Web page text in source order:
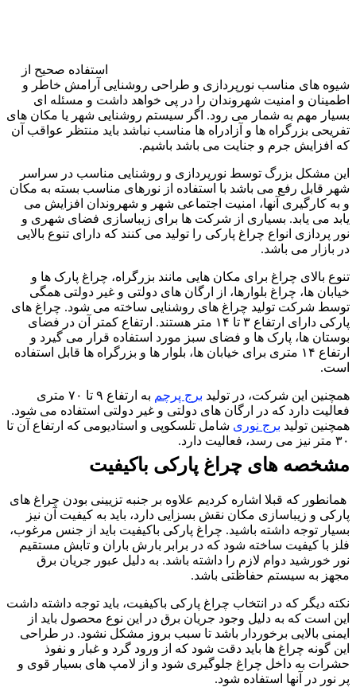
استفاده صحیح از
های مناسب نورپردازی و طراحی روشنایی آرامش خاطر و
و امنیت شهروندان را در پی خواهد داشت و مسئله ای
مهم به شمار می رود. اگر سیستم روشنایی شهر یا مکان های
بزرگراه ها و آزادراه ها مناسب نباشد باید منتظر عواقب آن
افزایش جرم و جنایت می باشد باشیم.
مشکل بزرگ توسط نورپردازی و روشنایی مناسب در سراسر
قابل رفع می باشد با استفاده از نورهای مناسب بسته به مکان
به کارگیری آنها، امنیت اجتماعی شهر و شهروندان افزایش می
می یابد. بسیاری از شرکت ها برای زیباسازی فضای شهری و
پردازی انواع چراغ پارکی را تولید می کنند که دارای تنوع بالایی
بازار می باشد.
بالای چراغ برای مکان هایی مانند بزرگراه، چراغ پارک ها و
ها، چراغ بلوارها، از ارگان های دولتی و غیر دولتی همگی
شرکت تولید چراغ های روشنایی ساخته می شود. چراغ های
پارکی دارای ارتفاع ۳ تا ۱۴ متر هستند. ارتفاع کمتر آن در فضای
ها، پارک ها و فضای سبز مورد استفاده قرار می گیرد و
ارتفاع ۱۴ متری برای خیابان ها، بلوار ها و بزرگراه ها قابل استفاده
این شرکت، در تولیدبرج پرچم
به ارتفاع ۹ تا ۷۰ متری
دارد که در ارگان های دولتی و غیر دولتی استفاده می شود.
تولیدبرج نوریشامل تلسکوپی و استادیومی که ارتفاع آن تا
می رسد، فعالیت دارد.
های چراغ پارکی باکیفیت
که قبلا اشاره کردیم علاوه بر جنبه تزیینی بودن چراغ های
و زیباسازی مکان نقش بسزایی دارد، باید به کیفیت آن نیز
توجه داشته باشید. چراغ پارکی باکیفیت باید از جنس مرغوب،
با کیفیت ساخته شود که در برابر بارش باران و تابش مستقیم
خورشید دوام لازم را داشته باشد. به دلیل عبور جریان برق
به سیستم حفاظتی باشد.
دیگر که در انتخاب چراغ پارکی باکیفیت، باید توجه داشته داشت
است که به دلیل وجود جریان برق در این نوع محصول باید از
بالایی برخوردار باشد تا سبب بروز مشکل نشود. در طراحی
گونه چراغ ها باید‌ دقت شود که از ورود گرد و غبار و نفوذ
به داخل چراغ جلوگیری شود و از لامپ های بسیار قوی و
نور در آنها استفاده شود.